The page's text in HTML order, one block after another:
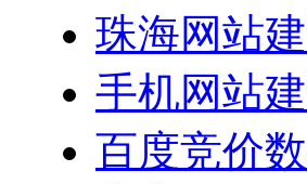
珠海网站
手机网站
百度竞价